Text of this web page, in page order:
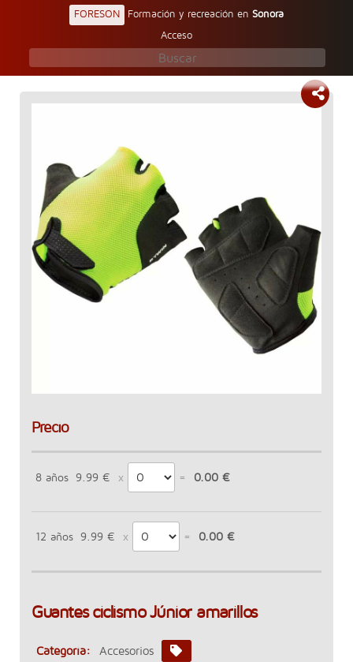
FORESON Formación y recreación en Sonora
Acceso
Precio
8 años 9.99 € 0.00 €
12 años 9.99 € 0.00 €
Guantes ciclismo Júnior amarillos
Categoría: Accesorios